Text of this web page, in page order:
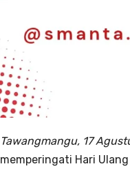
Tawangmangu, 17
memperingati Hari